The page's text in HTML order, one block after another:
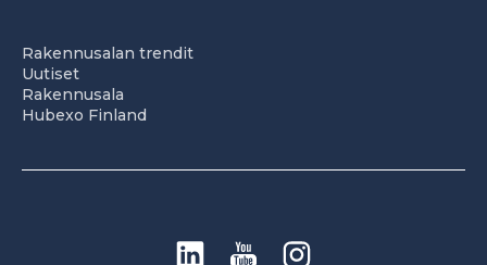
Rakennusalan trendit
Uutiset
Rakennusala
Hubexo Finland